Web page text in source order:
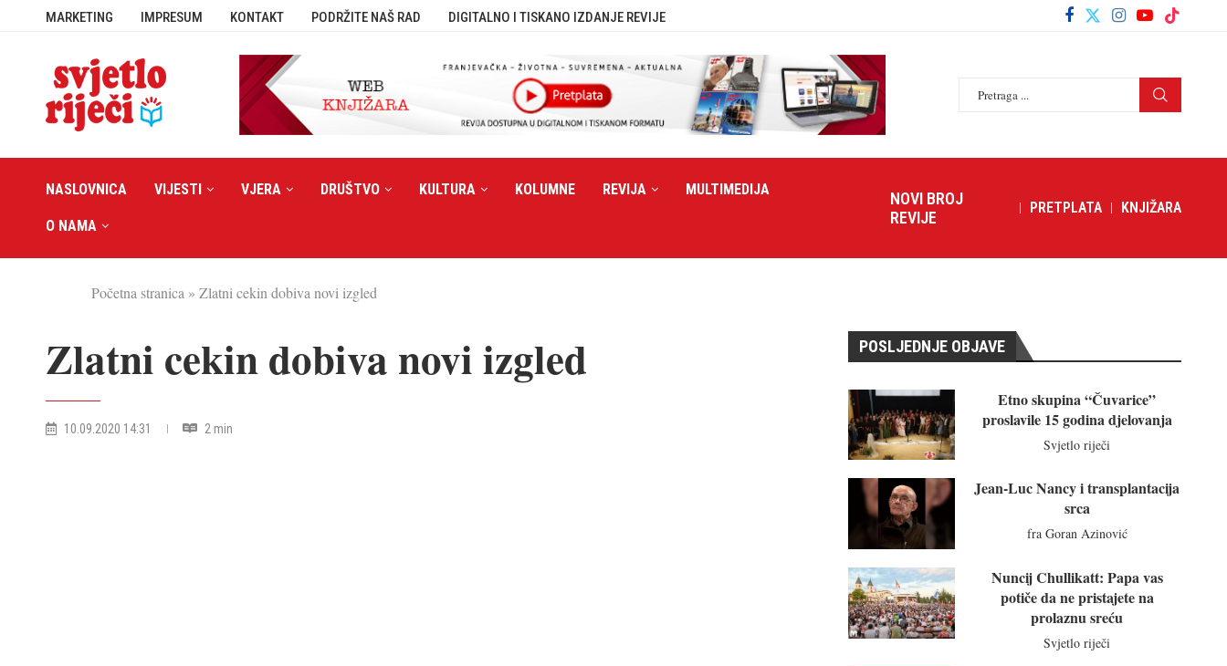
MARKETING IMPRESUM KONTAKT PODRŽITE NAŠ RAD DIGITALNO I TISKANO IZDANJE REVIJE
NASLOVNICA VIJESTI VJERA DRUŠTVO KULTURA KOLUMNE REVIJA MULTIMEDIJA
O NAMA
NOVI BROJ
REVIJE
PRETPLATA KNJIŽARA
Početna stranica » Zlatni cekin dobiva novi izgled
Zlatni cekin dobiva novi izgled
10.09.2020 14:31 2 min
POSLJEDNJE OBJAVE
Etno skupina “Čuvarice”
proslavile 15 godina djelovanja
Svjetlo riječi
Jean-Luc Nancy i transplantacija
srca
fra Goran Azinović
Nuncij Chullikatt: Papa vas
potiče da ne pristajete na
prolaznu sreću
Svjetlo riječi